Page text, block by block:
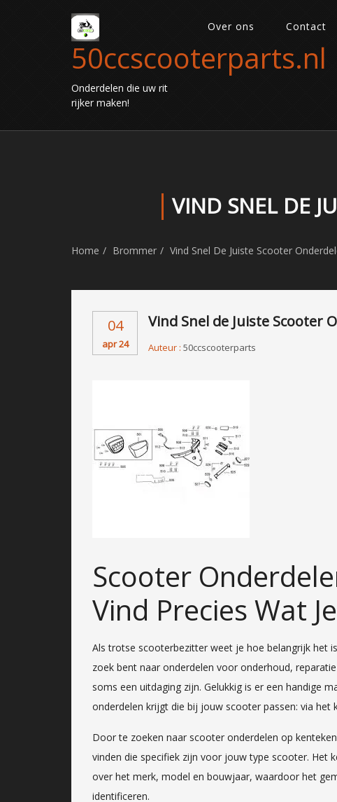
50ccscooterparts.nl
Onderdelen die uw rit
rijker maken!
Over ons Contact
VIND SNEL DE
Home Brommer Vind Snel De Juiste Scooter
04
apr 24
Vind Snel de Juiste Scooter
Auteur : 50ccscooterparts
Scooter
Vind Precies Wat
Als trotse scooterbezitter weet je hoe belangrijk het
zoek bent naar onderdelen voor onderhoud,
soms een uitdaging zijn. Gelukkig is er een handige
onderdelen krijgt die bij jouw scooter passen: via het
Door te zoeken naar scooter onderdelen op
vinden die specifiek zijn voor jouw type scooter. Het
over het merk, model en bouwjaar, waardoor het
identificeren.